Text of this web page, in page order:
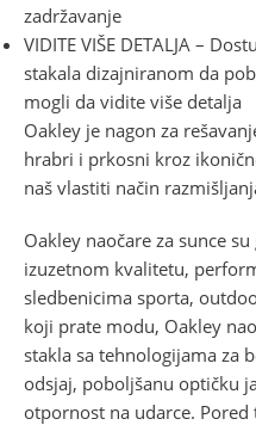
zadržavanje
VIDITE VIŠE DETALJA –
stakala dizajniranom da
mogli da vidite više detalja
Oakley je nagon za
hrabri i prkosni kroz
naš vlastiti način
Oakley naočare za sunce
izuzetnom kvalitetu,
sledbenicima sporta,
koji prate modu, Oakley
stakla sa tehnologijama za
odsjaj, poboljšanu optičku
otpornost na udarce.